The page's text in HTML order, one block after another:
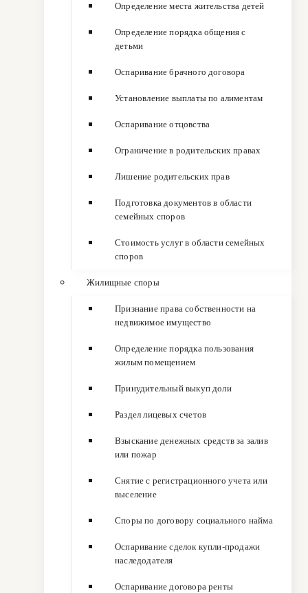
Определение места жительства детей
Определение порядка общения с
детьми
Оспаривание брачного договора
Установление выплаты по алиментам
Оспаривание отцовства
Ограничение в родительских правах
Лишение родительских прав
Подготовка документов в области
семейных споров
Стоимость услуг в области семейных
споров
Жилищные споры
Признание права собственности на
недвижимое имущество
Определение порядка пользования
жилым помещением
Принудительный выкуп доли
Раздел лицевых счетов
Взыскание денежных средств за залив
или пожар
Снятие с регистрационного учета или
выселение
Споры по договору социального найма
Оспаривание сделок купли-продажи
наследодателя
Оспаривание договора ренты